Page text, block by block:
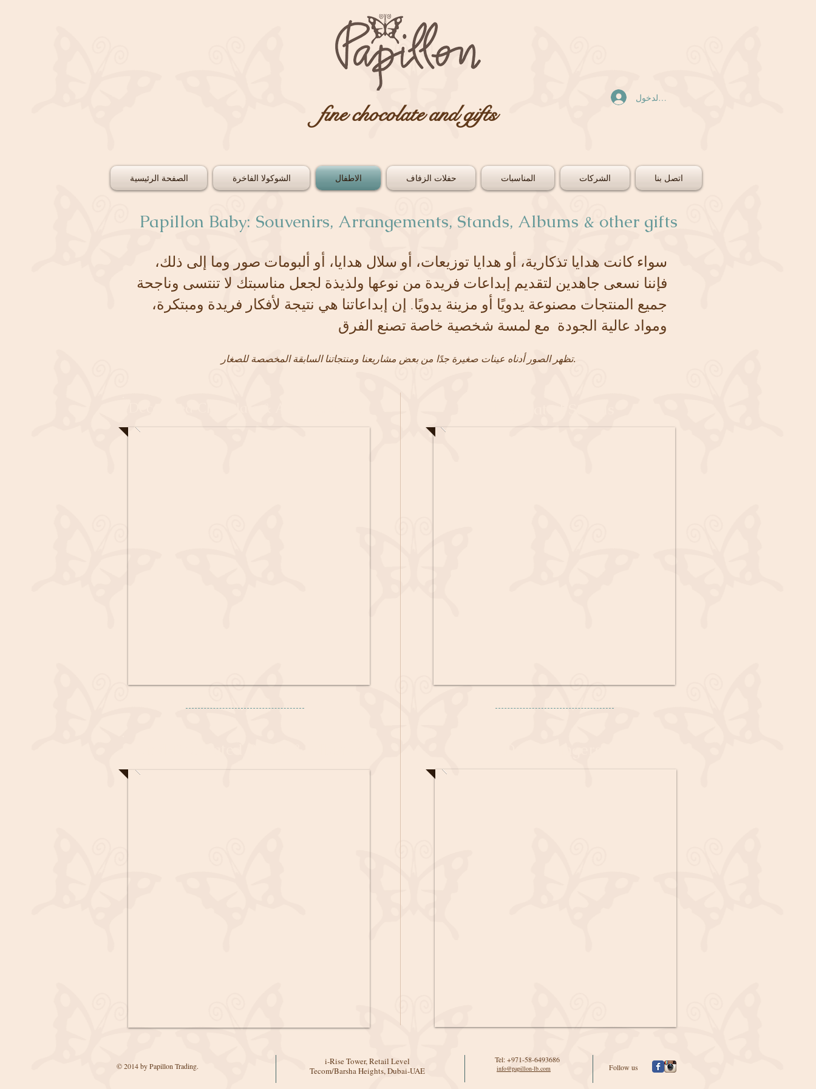
fine chocolate and gifts
تسجيل الدخول
الصفحة الرئيسية الشوكولا الفاخرة الاطفال حفلات الزفاف المناسبات الشركات اتصل بنا
Papillon Baby: Souvenirs, Arrangements, Stands, Albums & other gifts
سواء كانت هدايا تذكارية، أو هدايا توزيعات، أو سلال هدايا، أو ألبومات صور وما إلى ذلك،
فإننا نسعى جاهدين لتقديم إبداعات فريدة من نوعها ولذيذة لجعل مناسبتك لا تنتسى وناجحة
جميع المنتجات مصنوعة يدويًا أو مزينة يدويًا. إن إبداعاتنا هي نتيجة لأفكار فريدة ومبتكرة،
ومواد عالية الجودة مع لمسة شخصية خاصة تصنع الفرق
تظهر الصور أدناه عينات صغيرة جدًا من بعض مشاريعنا ومنتجاتنا السابقة المخصصة للصغار.
© 2014 by Papillon Trading.
Tel: +971-58-6493686
i-Rise Tower, Retail Level
Tecom/Barsha Heights, Dubai-UAE Follow us
info@papillon-lb.com